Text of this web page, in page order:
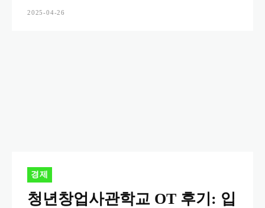
2025-04-26
경제
청년창업사관학교 OT 후기: 입